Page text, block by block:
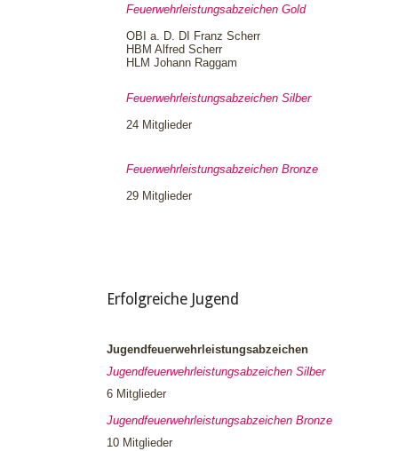
Feuerwehrleistungsabzeichen Gold
OBI a. D. DI Franz Scherr
HBM Alfred Scherr
HLM Johann Raggam
Feuerwehrleistungsabzeichen Silber
24 Mitglieder
Feuerwehrleistungsabzeichen Bronze
29 Mitglieder
Erfolgreiche Jugend
Jugendfeuerwehrleistungsabzeichen
Jugendfeuerwehrleistungsabzeichen Silber
6 Mitglieder
Jugendfeuerwehrleistungsabzeichen Bronze
10 Mitglieder